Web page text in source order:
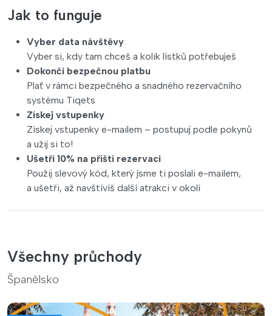
Jak to funguje
Vyber data návštěvy
Vyber si, kdy tam chceš a kolik lístků potřebuješ
Dokonči bezpečnou platbu
Plať v rámci bezpečného a snadného rezervačního
systému Tiqets
Získej vstupenky
Získej vstupenky e-mailem – postupuj podle pokynů
a užij si to!
Ušetři 10% na příští rezervaci
Použij slevový kód, který jsme ti poslali e-mailem,
a ušetři, až navštívíš další atrakci v okolí
Všechny průchody
Španělsko